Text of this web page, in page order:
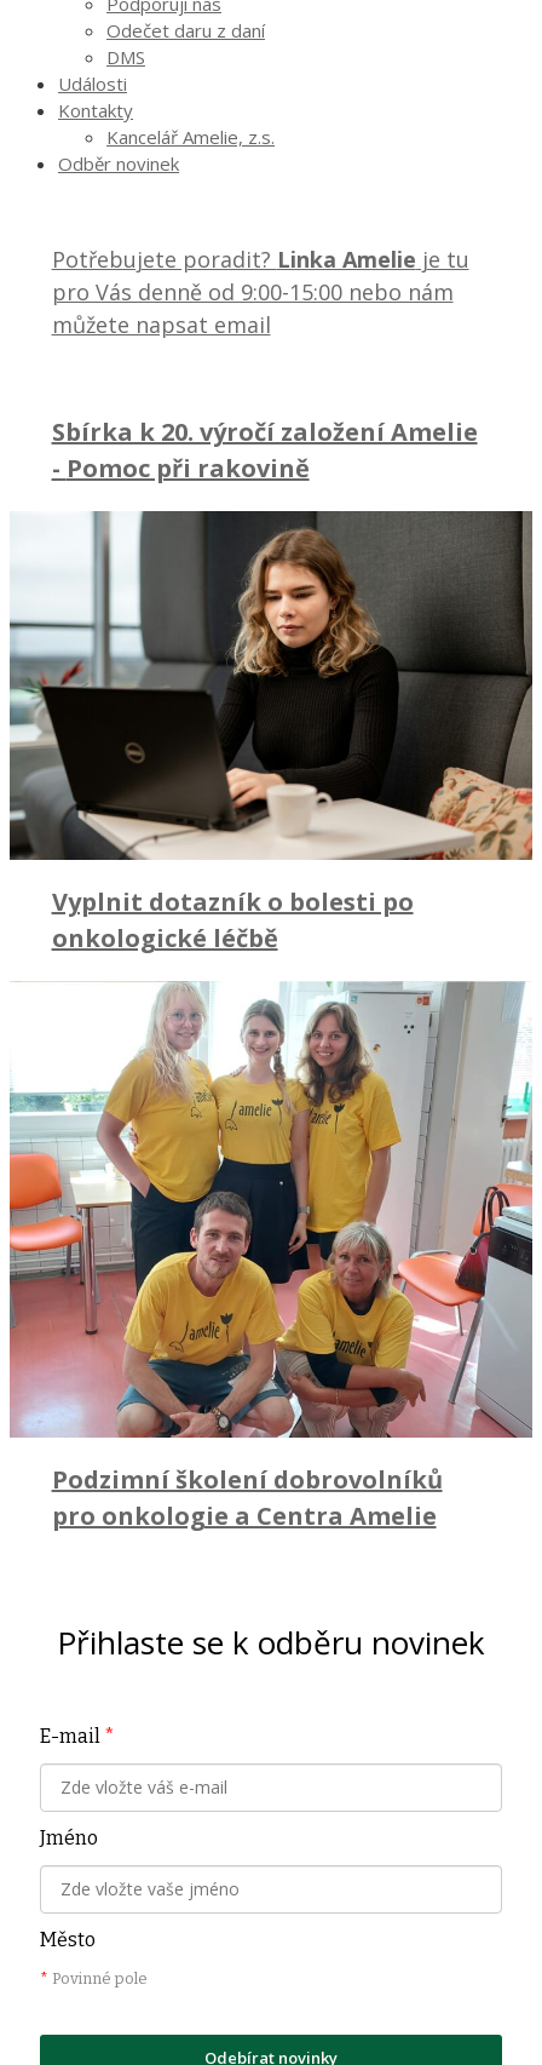
Odečet daru z daní
DMS
Události
Kontakty
Kancelář Amelie, z.s.
Odběr novinek
Potřebujete poradit? Linka Amelie je tu
pro Vás denně od 9:00-15:00 nebo nám
můžete napsat email
Sbírka k 20. výročí založení Amelie
- Pomoc při rakovině
Vyplnit dotazník o bolesti po
onkologické léčbě
Podzimní školení dobrovolníků
pro onkologie a Centra Amelie
Přihlaste se k odběru novinek
E-mail *
Jméno
Město
* Povinné pole
Odebírat novinky